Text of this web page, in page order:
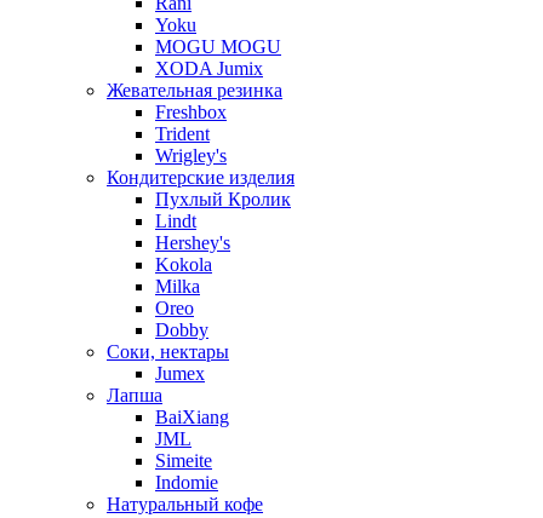
Yoku
MOGU MOGU
XODA Jumix
Жевательная резинка
Freshbox
Trident
Wrigley's
Кондитерские изделия
Пухлый Кролик
Lindt
Hershey's
Kokola
Milka
Oreo
Dobby
Соки, нектары
Jumex
Лапша
BaiXiang
JML
Simeite
Indomie
Натуральный кофе